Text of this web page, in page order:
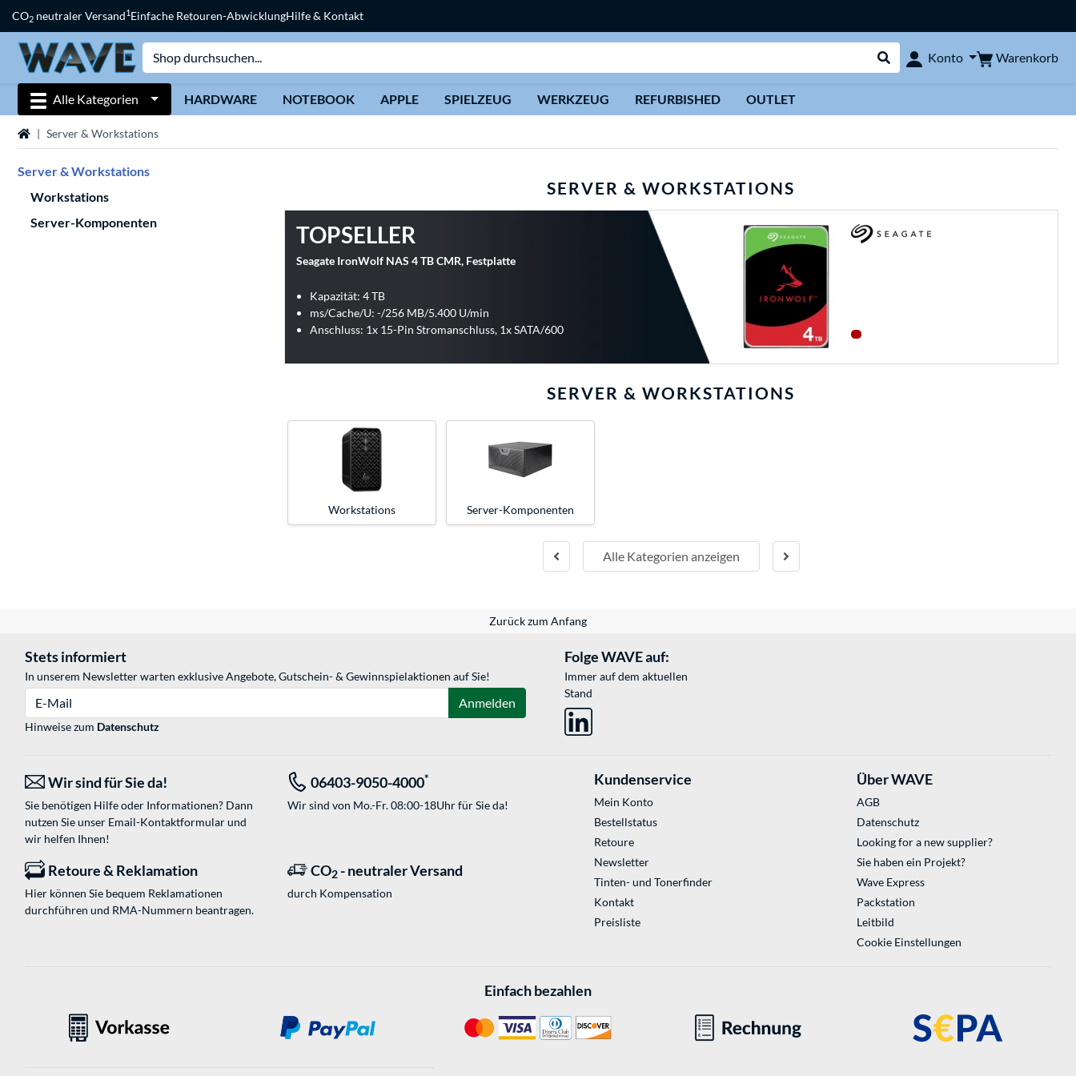
CO2 neutraler Versand1Einfache Retouren-AbwicklungHilfe & Kontakt
Suche durchführen
Konto Warenkorb
Alle Kategorien HARDWARE NOTEBOOK APPLE SPIELZEUG WERKZEUG REFURBISHED OUTLET
StartseiteServer & Workstations
Server & Workstations
Workstations
Server-Komponenten
SERVER & WORKSTATIONS
TOPSELLER
Seagate IronWolf NAS 4 TB CMR, Festplatte
Kapazität: 4 TB
ms/Cache/U: -/256 MB/5.400 U/min
Anschluss: 1x 15-Pin Stromanschluss, 1x SATA/600
SERVER & WORKSTATIONS
Alle Kategorien anzeigen
Workstations Server-Komponenten
Zurück zum Anfang
Stets informiert
In unserem Newsletter warten exklusive Angebote, Gutschein- & Gewinnspielaktionen auf Sie!
Anmelden
Hinweise zum Datenschutz
Folge WAVE auf:
Immer auf dem aktuellen
Stand
Wir sind für Sie da!
Sie benötigen Hilfe oder Informationen? Dann
nutzen Sie unser Email-Kontaktformularund
wir helfen Ihnen!
06403-9050-4000*
Wir sind von Mo.-Fr. 08:00-18Uhr für Sie da!
Retoure & Reklamation
Hier können Sie bequem Reklamationen
durchführen und RMA-Nummern beantragen.
CO2 - neutraler Versand
durch Kompensation
Kundenservice
Mein Konto
Bestellstatus
Retoure
Newsletter
Tinten- und Tonerfinder
Kontakt
Preisliste
Über WAVE
AGB
Datenschutz
Looking for a new supplier?
Sie haben ein Projekt?
Wave Express
Packstation
Leitbild
Cookie Einstellungen
Einfach bezahlen